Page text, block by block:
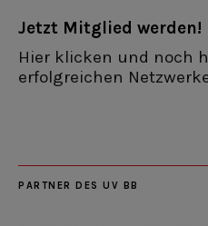
Jetzt Mitglied werden!
Hier klicken und noch
erfolgreichen
PARTNER DES UV BB